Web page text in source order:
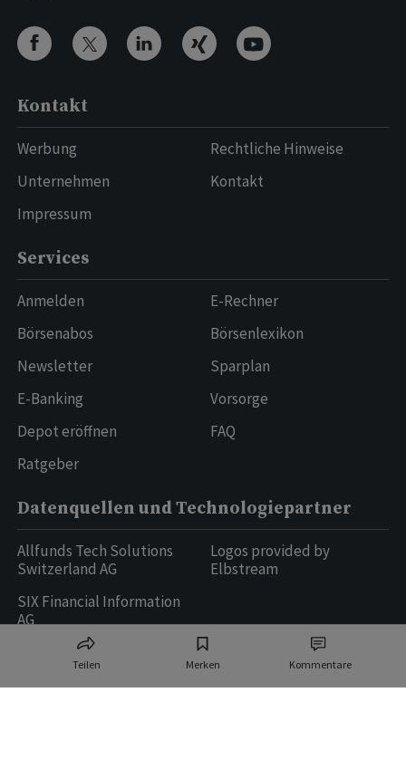
Teilen Merken Kommentare
Kontakt
Werbung
Unternehmen
Impressum
Rechtliche Hinweise
Kontakt
Services
Anmelden
Börsenabos
Newsletter
E-Banking
Depot eröffnen
Ratgeber
E-Rechner
Börsenlexikon
Sparplan
Vorsorge
FAQ
Datenquellen und Technologiepartner
Allfunds Tech Solutions
Switzerland AG
SIX Financial Information
AG
Logos provided by
Elbstream
Ringier AG | Ringier Medien Schweiz